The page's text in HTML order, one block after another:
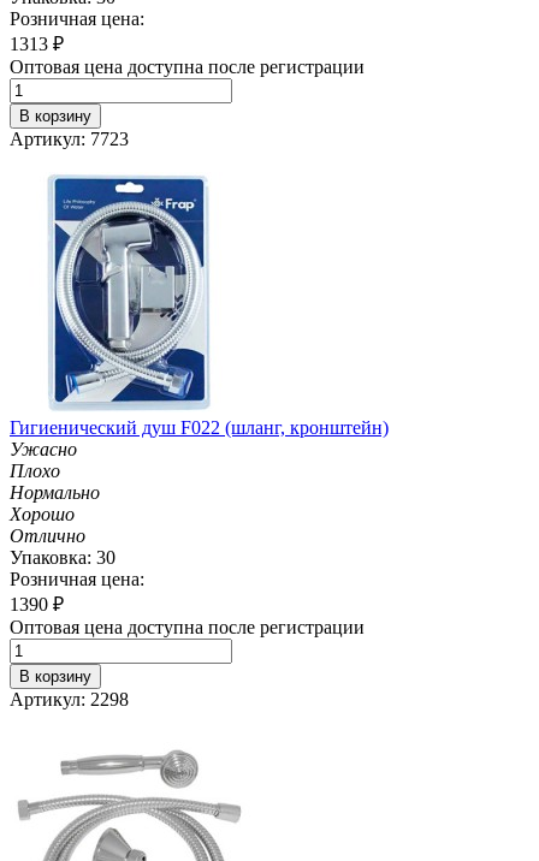
Розничная цена:
1313 ₽
Оптовая цена доступна после регистрации
В корзину
Артикул: 7723
Гигиенический душ F022 (шланг, кронштейн)
Ужасно
Плохо
Нормально
Хорошо
Отлично
Упаковка: 30
Розничная цена:
1390 ₽
Оптовая цена доступна после регистрации
В корзину
Артикул: 2298